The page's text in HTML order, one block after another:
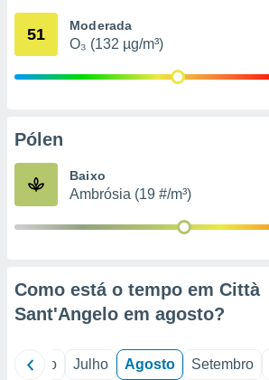
através
estudos
1199
51 Moderada
O₃ (132 µg/m³)
Pólen
Baixo
Ambrósia (19 #/m³)
Como está o tempo em Città
Sant'Angelo em agosto?
Junho Julho Agosto Setembro